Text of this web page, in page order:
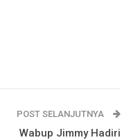
POST SELANJUTNYA
Wabup Jimmy Hadiri